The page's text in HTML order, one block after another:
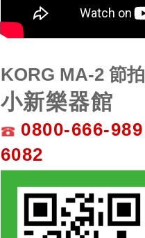
KORG MA-2 節
小新樂器館
0800-666-989
6082